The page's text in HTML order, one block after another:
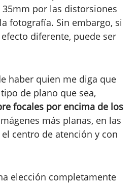
por las distorsiones
fotografía. Sin embargo, si
diferente, puede ser
haber quien me diga que
de plano que sea,
focales por encima de los
más planas, en las
centro de atención y con
elección completamente